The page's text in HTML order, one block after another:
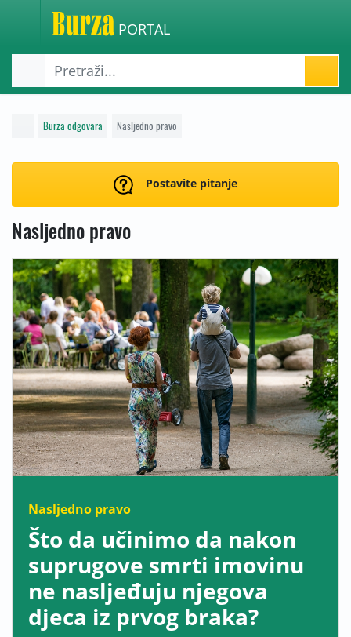
PORTAL
Burza odgovara Nasljedno pravo
Postavite pitanje
Nasljedno pravo
Nasljedno pravo
Što da učinimo da nakon
suprugove smrti imovinu
ne nasljeđuju njegova
djeca iz prvog braka?